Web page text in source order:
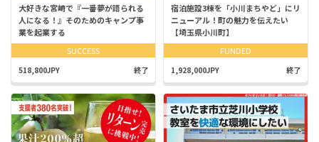
大好きな宮崎で『一番夢が語られる
人になる！』そのためのキャンプ事
業を起業する
SUCCESS
518,800JPY 終了
宿泊施設3棟を「小川まちやど」にリ
ニューアル！町の魅力を伝えたい
【埼玉県小川町】
FUNDED
1,928,000JPY 終了